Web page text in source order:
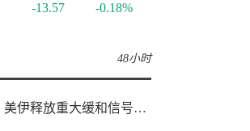
-13.57 -0.18%
48小时
8月5日财经早餐：美伊释放重大缓和信号，现货黄金高位持稳，美油重挫超6%